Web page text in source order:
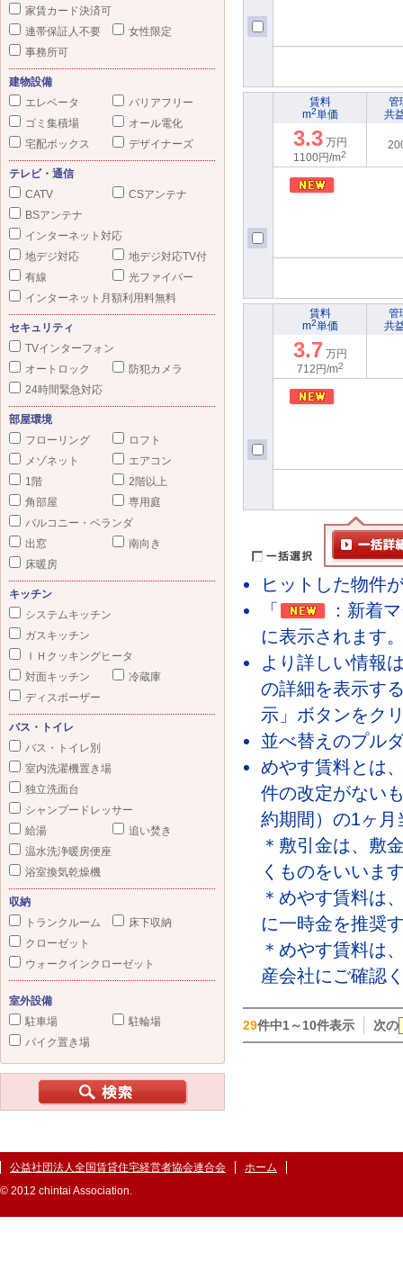
家賃カード決済可
連帯保証人不要
女性限定
事務所可
建物設備
エレベータ
バリアフリー
ゴミ集積場
オール電化
宅配ボックス
デザイナーズ
テレビ・通信
CATV
CSアンテナ
BSアンテナ
インターネット対応
地デジ対応
地デジ対応TV付
有線
光ファイバー
インターネット月額利用料無料
セキュリティ
TVインターフォン
オートロック
防犯カメラ
24時間緊急対応
部屋環境
フローリング
ロフト
メゾネット
エアコン
1階
2階以上
角部屋
専用庭
バルコニー・ベランダ
出窓
南向き
床暖房
キッチン
システムキッチン
ガスキッチン
ＩＨクッキングヒータ
対面キッチン
冷蔵庫
ディスポーザー
バス・トイレ
バス・トイレ別
室内洗濯機置き場
独立洗面台
シャンプードレッサー
給湯
追い焚き
温水洗浄暖房便座
浴室換気乾燥機
収納
トランクルーム
床下収納
クローゼット
ウォークインクローゼット
室外設備
駐車場
駐輪場
バイク置き場
賃料
m2単価
管
共
3.3 万円
1100円/m2
賃料
m2単価
管
共
3.7 万円
712円/m2
ヒットした物件
「
：新着
に表示されます
より詳しい情報
の詳細を表示す
示」ボタンをク
並べ替えのプル
めやす賃料とは
件の改定がない
約期間）の1ヶ
＊敷引金は、敷
くものをいいま
＊めやす賃料は
に一時金を推奨
＊めやす賃料は
産会社にご確認
29件中1～10件表示 次の
公益社団法人全国賃貸住宅経営者協会連合会
ホーム
© 2012 chintai Association.